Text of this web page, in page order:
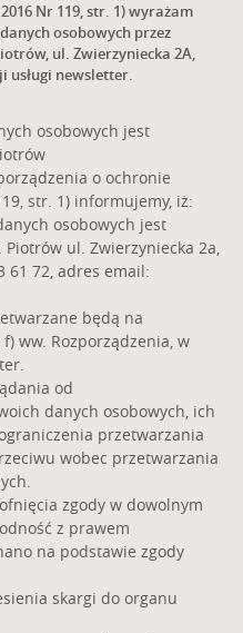
Nr 119, str. 1) wyrażam
osobowych przez
ul. Zwierzyniecka 2A,
usługi newsletter.
osobowych jest
o ochronie
str. 1) informujemy, iż:
osobowych jest
ul. Zwierzyniecka 2a,
61 72, adres email:
będą na
ww. Rozporządzenia, w
od
danych osobowych, ich
przetwarzania
wobec przetwarzania
zgody w dowolnym
z prawem
na podstawie zgody
skargi do organu